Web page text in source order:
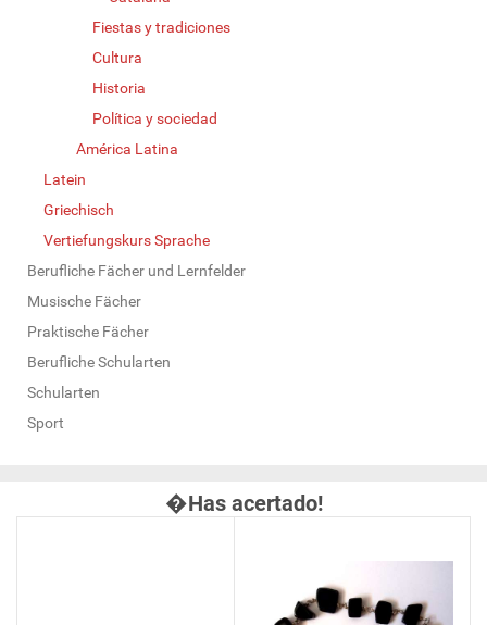
Fiestas y tradiciones
Cultura
Historia
Política y sociedad
América Latina
Latein
Griechisch
Vertiefungskurs Sprache
Berufliche Fächer und Lernfelder
Musische Fächer
Praktische Fächer
Berufliche Schularten
Schularten
Sport
�Has acertado!